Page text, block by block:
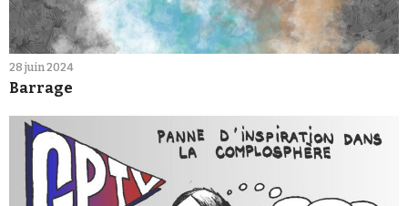
28 juin 2024
Barrage